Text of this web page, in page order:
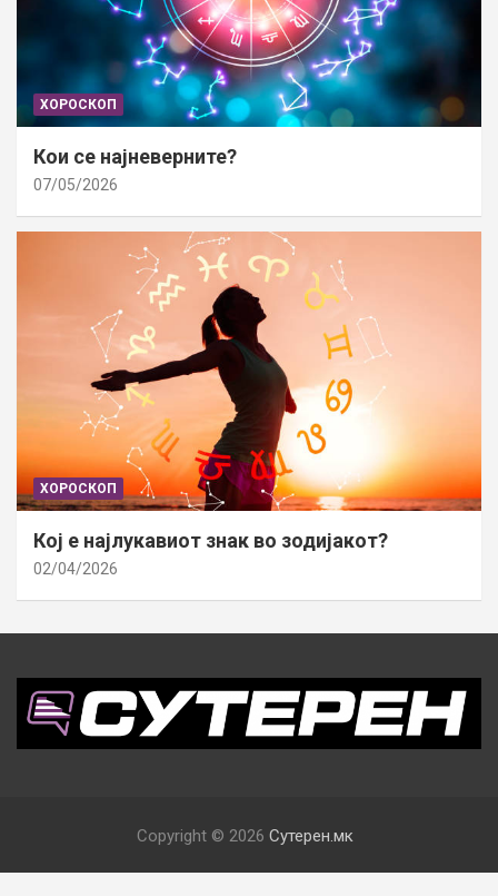
ХОРОСКОП
Кои се најневерните?
07/05/2026
ХОРОСКОП
Кој е најлукавиот знак во зодијакот?
02/04/2026
Copyright © 2026 Сутерен.мк